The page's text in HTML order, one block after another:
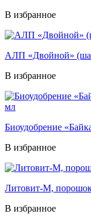
В избранное
АЛП «Двойной»
В избранное
Биоудобрение
В избранное
Литовит-М,
В избранное